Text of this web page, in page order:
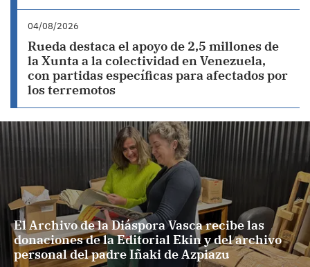
04/08/2026
Rueda destaca el apoyo de 2,5 millones de
la Xunta a la colectividad en Venezuela,
con partidas específicas para afectados por
los terremotos
El Archivo de la Diáspora Vasca recibe las
donaciones de la Editorial Ekin y del archivo
personal del padre Iñaki de Azpiazu